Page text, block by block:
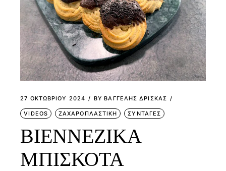
27 ΟΚΤΩΒΡΊΟΥ 2024 BY ΒΑΓΓΕΛΗΣ ΔΡΙΣΚΑΣ
VIDEOS ΖΑΧΑΡΟΠΛΑΣΤΙΚΗ ΣΥΝΤΑΓΕΣ
ΒΙΕΝΝΕΖΙΚΑ
ΜΠΙΣΚΟΤΑ